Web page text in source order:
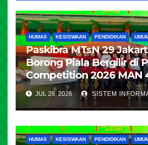
HUMAS KESISWAAN PENDIDIKAN
Paskibra MTsN 29
Borong Piala Bergilir di
Competition 2026 MAN
JUL 28, 2026 SISTEM
HUMAS KESISWAAN PENDIDIKAN